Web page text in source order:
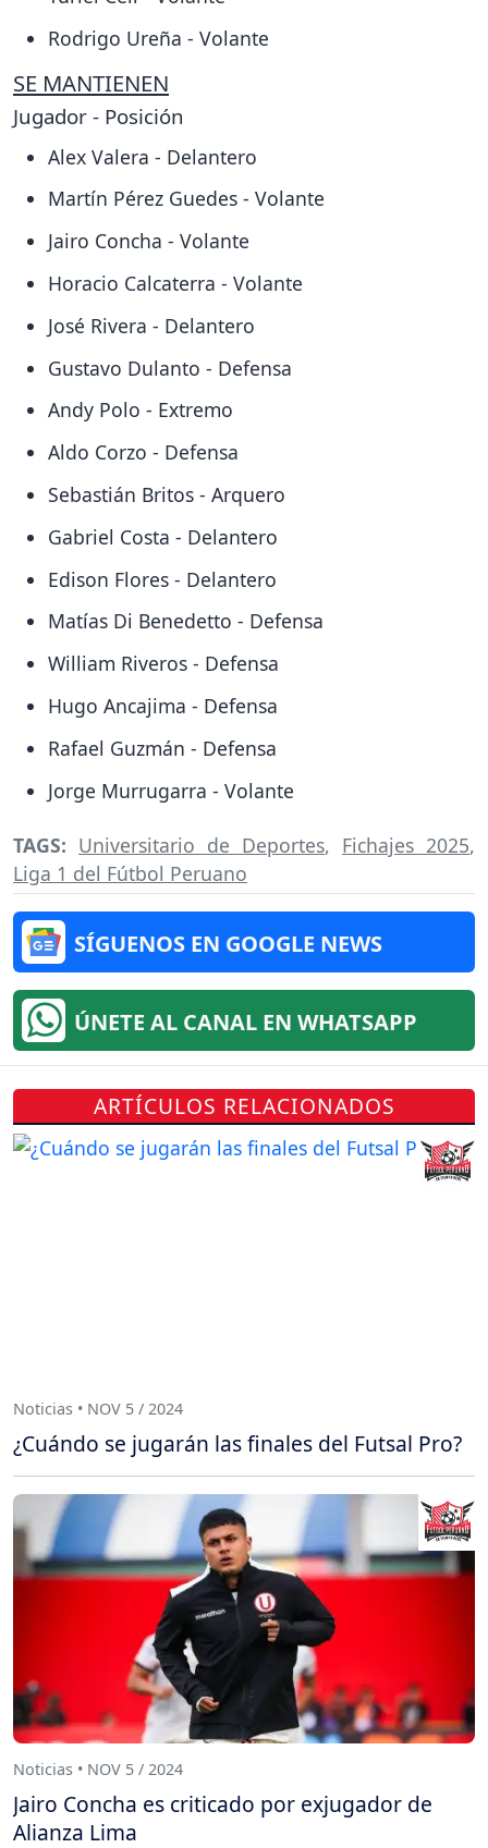
Rodrigo Ureña - Volante
SE MANTIENEN
Jugador - Posición
Alex Valera - Delantero
Martín Pérez Guedes - Volante
Jairo Concha - Volante
Horacio Calcaterra - Volante
José Rivera - Delantero
Gustavo Dulanto - Defensa
Andy Polo - Extremo
Aldo Corzo - Defensa
Sebastián Britos - Arquero
Gabriel Costa - Delantero
Edison Flores - Delantero
Matías Di Benedetto - Defensa
William Riveros - Defensa
Hugo Ancajima - Defensa
Rafael Guzmán - Defensa
Jorge Murrugarra - Volante
TAGS: Universitario de Deportes, Fichajes 2025,
Liga 1 del Fútbol Peruano
SÍGUENOS EN GOOGLE NEWS
ÚNETE AL CANAL EN WHATSAPP
ARTÍCULOS RELACIONADOS
Noticias • NOV 5 / 2024
¿Cuándo se jugarán las finales del Futsal Pro?
Noticias • NOV 5 / 2024
Jairo Concha es criticado por exjugador de
Alianza Lima